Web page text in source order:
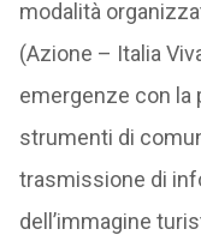
modalità
(Azione – Italia
emergenze con la
strumenti di
trasmissione di
dell’immagine